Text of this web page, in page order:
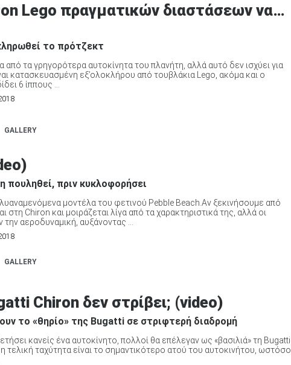
Lego πραγματικών διαστάσεων να…
το πρότζεκτ
από τα γρηγορότερα αυτοκίνητα του πλανήτη, αλλά αυτό δεν ισχύει για
κατασκευασμένη εξ’ολοκλήρου από τουβλάκια Lego, ακόμα και ο
6 ίππους ...
GALLERY
πουληθεί, πριν κυκλοφορήσει
μοντέλα του φετινού Pebble Beach.Αν ξεκινήσουμε από
στη Chiron και μοιράζεται λίγα από τα χαρακτηριστικά της, αλλά οι
την αεροδυναμική, αυξάνοντας ...
GALLERY
Chiron δεν στρίβει; (video)
το «θηρίο» της Bugatti σε στριφτερή διαδρομή
κανείς ένα αυτοκίνητο, πολλοί θα επέλεγαν ως «βασιλιά» τη Bugatti
ταχύτητα είναι το σημαντικότερο ατού του αυτοκινήτου, ωστόσο